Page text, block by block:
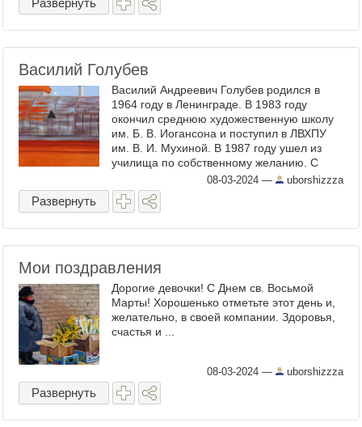
Развернуть
Василий Голубев
Василий Андреевич Голубев родился в
1964 году в Ленинграде. В 1983 году
окончил среднюю художественную школу
им. Б. В. Иогансона и поступил в ЛВХПУ
им. В. И. Мухиной. В 1987 году ушел из
училища по собственному желанию. С
1987 по 1999 год — член группы
художников «Митьки». С 1994 года — ...
08-03-2024 — uborshizzza
Развернуть
Мои поздравления
Дорогие девочки! С Днем св. Восьмой
Марты! Хорошенько отметьте этот день и,
желательно, в своей компании. Здоровья,
счастья и ...
08-03-2024 — uborshizzza
Развернуть